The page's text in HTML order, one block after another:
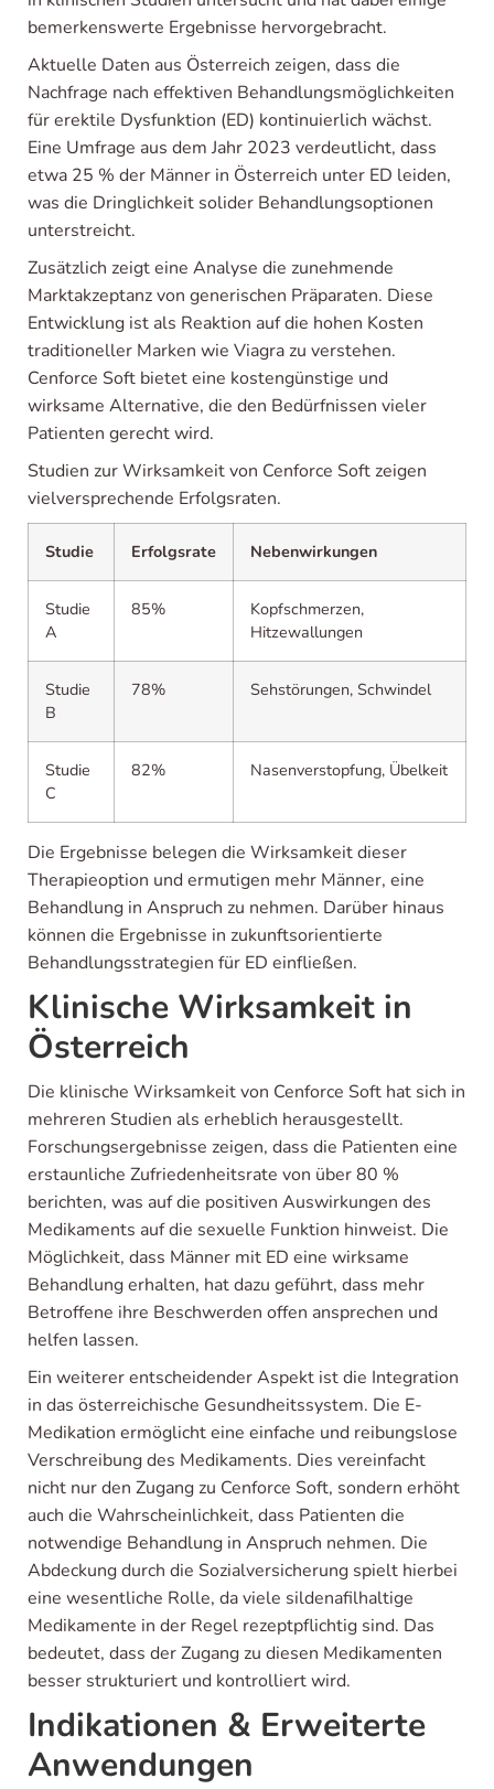
bemerkenswerte Ergebnisse hervorgebracht.
Aktuelle Daten aus Österreich zeigen, dass die
Nachfrage nach effektiven Behandlungsmöglichkeiten
für erektile Dysfunktion (ED) kontinuierlich wächst.
Eine Umfrage aus dem Jahr 2023 verdeutlicht, dass
etwa 25 % der Männer in Österreich unter ED leiden,
was die Dringlichkeit solider Behandlungsoptionen
unterstreicht.
Zusätzlich zeigt eine Analyse die zunehmende
Marktakzeptanz von generischen Präparaten. Diese
Entwicklung ist als Reaktion auf die hohen Kosten
traditioneller Marken wie Viagra zu verstehen.
Cenforce Soft bietet eine kostengünstige und
wirksame Alternative, die den Bedürfnissen vieler
Patienten gerecht wird.
Studien zur Wirksamkeit von Cenforce Soft zeigen
vielversprechende Erfolgsraten.
Studie Erfolgsrate Nebenwirkungen
Studie
A
85%
Kopfschmerzen,
Hitzewallungen
Studie
B
78% Sehstörungen, Schwindel
Studie
C
82% Nasenverstopfung, Übelkeit
Die Ergebnisse belegen die Wirksamkeit dieser
Therapieoption und ermutigen mehr Männer, eine
Behandlung in Anspruch zu nehmen. Darüber hinaus
können die Ergebnisse in zukunftsorientierte
Behandlungsstrategien für ED einfließen.
Klinische Wirksamkeit in
Österreich
Die klinische Wirksamkeit von Cenforce Soft hat sich in
mehreren Studien als erheblich herausgestellt.
Forschungsergebnisse zeigen, dass die Patienten eine
erstaunliche Zufriedenheitsrate von über 80 %
berichten, was auf die positiven Auswirkungen des
Medikaments auf die sexuelle Funktion hinweist. Die
Möglichkeit, dass Männer mit ED eine wirksame
Behandlung erhalten, hat dazu geführt, dass mehr
Betroffene ihre Beschwerden offen ansprechen und
helfen lassen.
Ein weiterer entscheidender Aspekt ist die Integration
in das österreichische Gesundheitssystem. Die E-
Medikation ermöglicht eine einfache und reibungslose
Verschreibung des Medikaments. Dies vereinfacht
nicht nur den Zugang zu Cenforce Soft, sondern erhöht
auch die Wahrscheinlichkeit, dass Patienten die
notwendige Behandlung in Anspruch nehmen. Die
Abdeckung durch die Sozialversicherung spielt hierbei
eine wesentliche Rolle, da viele sildenafilhaltige
Medikamente in der Regel rezeptpflichtig sind. Das
bedeutet, dass der Zugang zu diesen Medikamenten
besser strukturiert und kontrolliert wird.
Indikationen & Erweiterte
Anwendungen